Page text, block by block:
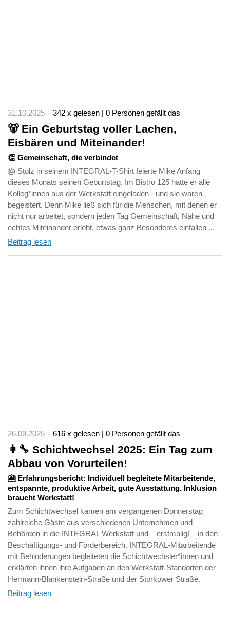
31.10.2025 342 x gelesen | 0 Personen gefällt das
🐻‍ Ein Geburtstag voller Lachen,
Eisbären und Miteinander!
👏 Gemeinschaft, die verbindet
🎂 Stolz in seinem INTEGRAL-T-Shirt feierte Mike Anfang
dieses Monats seinen Geburtstag. Im Bistro 125 hatte er alle
Kolleg*innen aus der Werkstatt eingeladen - und sie waren
begeistert. Denn Mike ließ sich für die Menschen, mit denen er
nicht nur arbeitet, sondern jeden Tag Gemeinschaft, Nähe und
echtes Miteinander erlebt, etwas ganz Besonderes einfallen ...
Beitrag lesen
26.09.2025 616 x gelesen | 0 Personen gefällt das
👩‍🔧 Schichtwechsel 2025: Ein Tag zum
Abbau von Vorurteilen!
🎦 Erfahrungsbericht: Individuell begleitete Mitarbeitende,
entspannte, produktive Arbeit, gute Ausstattung. Inklusion
braucht Werkstatt!
Zum Schichtwechsel kamen am vergangenen Donnerstag
zahlreiche Gäste aus verschiedenen Unternehmen und
Behörden in die INTEGRAL Werkstatt und – erstmalig! – in den
Beschäftigungs- und Förderbereich. INTEGRAL-Mitarbeitende
mit Behinderungen begleiteten die Schichtwechsler*innen und
erklärten ihnen ihre Aufgaben an den Werkstatt-Standorten der
Hermann-Blankenstein-Straße und der Storkower Straße.
Beitrag lesen